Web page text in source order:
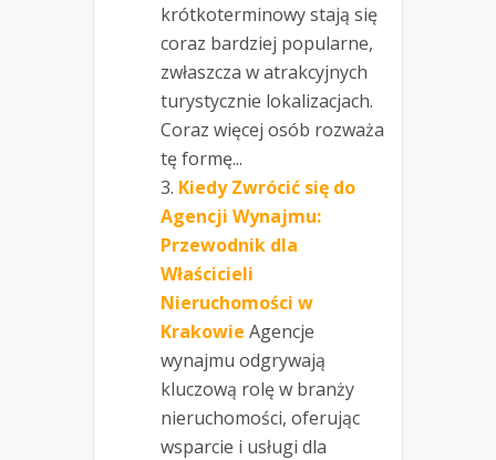
krótkoterminowy stają się
coraz bardziej popularne,
zwłaszcza w atrakcyjnych
turystycznie lokalizacjach.
Coraz więcej osób rozważa
tę formę...
Kiedy Zwrócić się do
Agencji Wynajmu:
Przewodnik dla
Właścicieli
Nieruchomości w
Krakowie Agencje
wynajmu odgrywają
kluczową rolę w branży
nieruchomości, oferując
wsparcie i usługi dla